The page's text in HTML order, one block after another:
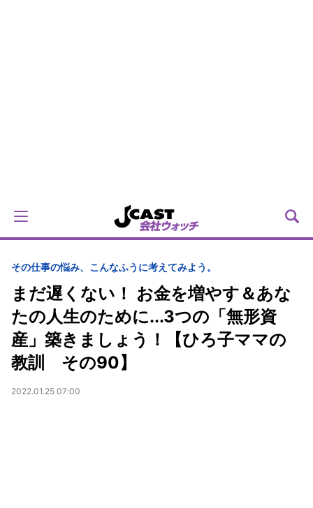
その仕事の悩み、こんなふうに考えてみよう。
まだ遅くない！ お金を増やす＆あな
たの人生のために...3つの「無形資
産」築きましょう！【ひろ子ママの
教訓 その90】
2022.01.25 07:00